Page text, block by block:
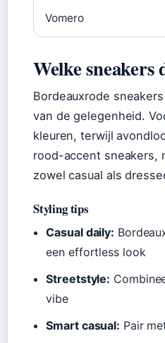
Vomero
Welke
Bordeauxrode
van de gelegenheid.
kleuren, terwijl
rood-accent sneakers,
zowel casual als
Styling tips
Casual daily:
een effortless look
Streetstyle:
vibe
Smart casual: Pair